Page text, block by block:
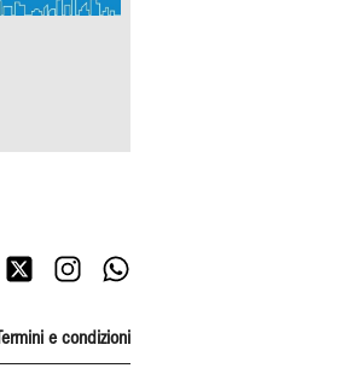
Termini e condizioni